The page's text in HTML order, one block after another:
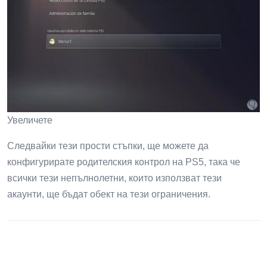
Увеличете
Следвайки тези прости стъпки, ще можете да
конфигурирате родителския контрол на PS5, така че
всички тези непълнолетни, които използват тези
акаунти, ще бъдат обект на тези ограничения.